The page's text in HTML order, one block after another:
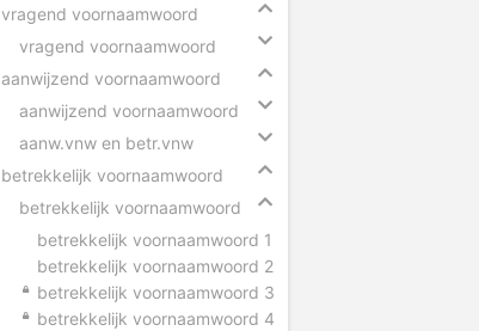
vragend voornaamwoord
vragend voornaamwoord
aanwijzend voornaamwoord
aanwijzend voornaamwoord
aanw.vnw en betr.vnw
betrekkelijk voornaamwoord
betrekkelijk voornaamwoord
betrekkelijk voornaamwoord 1
betrekkelijk voornaamwoord 2
betrekkelijk voornaamwoord 3
betrekkelijk voornaamwoord 4